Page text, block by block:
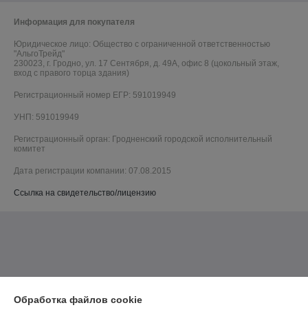
Информация для покупателя
Юридическое лицо: Общество с ограниченной ответственностью
"АльгоТрейд"
230023, г. Гродно, ул. 17 Сентября, д. 49А, офис 8 (цокольный этаж,
вход с правого торца здания)
Регистрационный номер ЕГР: 591019949
УНП: 591019949
Регистрационный орган: Гродненский городской исполнительный
комитет
Дата регистрации компании: 07.08.2015
Ссылка на свидетельство/лицензию
Обработка файлов cookie